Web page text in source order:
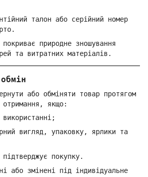
талон або серійний номер
природне зношування
та витратних матеріалів.
або обміняти товар протягом
якщо:
вигляд, упаковку, ярлики та
покупку.
або змінені під індивідуальне